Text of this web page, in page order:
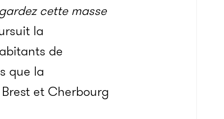
cette masse
la
de
que la
et Cherbourg